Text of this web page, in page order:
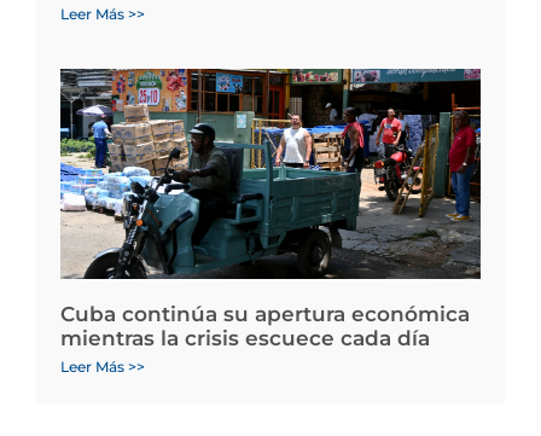
Leer Más >>
Cuba continúa su apertura económica
mientras la crisis escuece cada día
Leer Más >>